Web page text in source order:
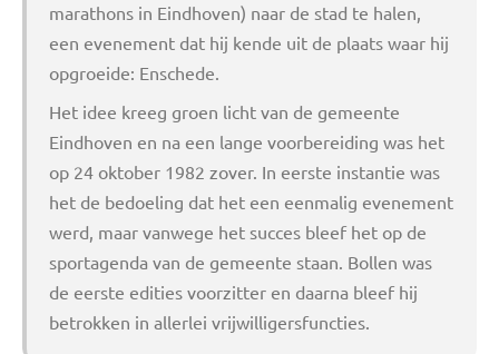
marathons in Eindhoven) naar de stad te halen,
een evenement dat hij kende uit de plaats waar hij
opgroeide: Enschede.
Het idee kreeg groen licht van de gemeente
Eindhoven en na een lange voorbereiding was het
op 24 oktober 1982 zover. In eerste instantie was
het de bedoeling dat het een eenmalig evenement
werd, maar vanwege het succes bleef het op de
sportagenda van de gemeente staan. Bollen was
de eerste edities voorzitter en daarna bleef hij
betrokken in allerlei vrijwilligersfuncties.